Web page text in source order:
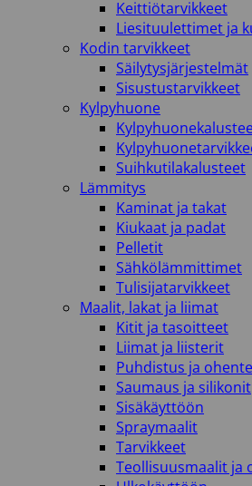
Keittiötarvikkeet
Liesituulettimet ja
Kodin tarvikkeet
Säilytysjärjestelmät
Sisustustarvikkeet
Kylpyhuone
Suihkutilakalusteet
Lämmitys
Kaminat ja takat
Kiukaat ja padat
Pelletit
Sähkölämmittimet
Tulisijatarvikkeet
Maalit, lakat ja liimat
Kitit ja tasoitteet
Liimat ja liisterit
Puhdistus ja
Saumaus ja silikonit
Sisäkäyttöön
Spraymaalit
Tarvikkeet
Teollisuusmaalit ja